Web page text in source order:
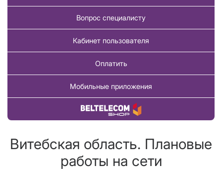
Вопрос специалисту
Кабинет пользователя
Оплатить
Мобильные приложения
Купить товар
Витебская область. Плановые
работы на сети